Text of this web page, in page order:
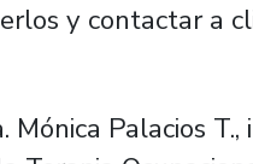
y contactar a
Palacios T.,